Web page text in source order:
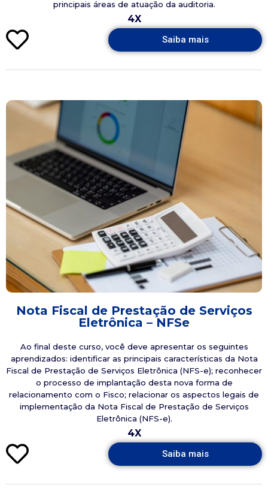
principais áreas de atuação da auditoria.
4X
Saiba mais
Nota Fiscal de Prestação de Serviços
Eletrônica – NFSe
Ao final deste curso, você deve apresentar os seguintes
aprendizados: identificar as principais características da Nota
Fiscal de Prestação de Serviços Eletrônica (NFS-e); reconhecer
o processo de implantação desta nova forma de
relacionamento com o Fisco; relacionar os aspectos legais de
implementação da Nota Fiscal de Prestação de Serviços
Eletrônica (NFS-e).
4X
Saiba mais